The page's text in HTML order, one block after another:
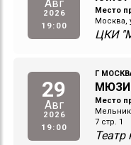
Авг
2026
19:00
Место
Москва,
ЦКИ
29
Авг
2026
19:00
Г
Место
7 стр. 1